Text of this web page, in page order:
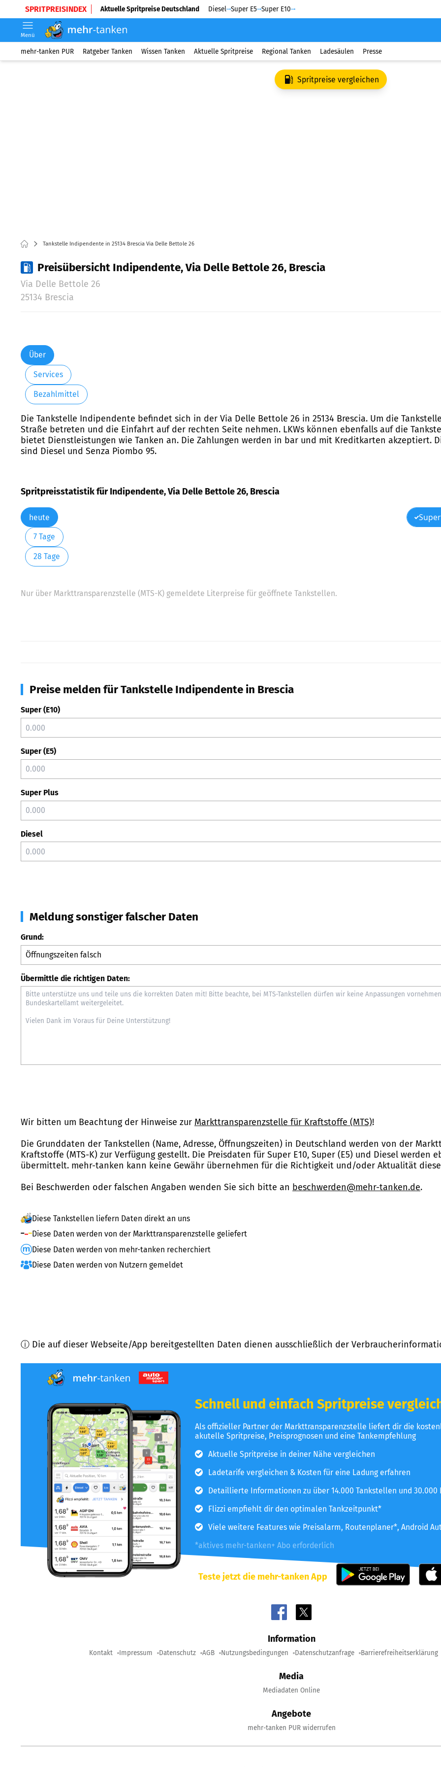
SPRITPREISINDEX Aktuelle Spritpreise Deutschland Diesel Super E5 Super E10
Menü
mehr-tanken PUR Ratgeber Tanken Wissen Tanken Aktuelle Spritpreise Regional Tanken Ladesäulen Presse
Spritpreise vergleichen
Tankstelle Indipendente in 25134 Brescia Via Delle Bettole 26
Preisübersicht Indipendente, Via Delle Bettole 26, Brescia
Via Delle Bettole 26
25134 Brescia
Über
Services
Bezahlmittel
Die Tankstelle Indipendente befindet sich in der Via Delle Bettole 26 in 25134 Brescia. Um die
Straße betreten und die Einfahrt auf der rechten Seite nehmen. LKWs können ebenfalls auf die
bietet Dienstleistungen wie Tanken an. Die Zahlungen werden in bar und mit Kreditkarten akzeptiert.
sind Diesel und Senza Piombo 95.
Spritpreisstatistik für Indipendente, Via Delle Bettole 26, Brescia
heute
7 Tage
28 Tage
Nur über Markttransparenzstelle (MTS-K) gemeldete Literpreise für geöffnete Tankstellen.
Preise melden für Tankstelle Indipendente in Brescia
Super (E10)
Super (E5)
Super Plus
Diesel
Meldung sonstiger falscher Daten
Grund:
Übermittle die richtigen Daten:
Wir bitten um Beachtung der Hinweise zur Markttransparenzstelle für Kraftstoffe (MTS)!
Die Grunddaten der Tankstellen (Name, Adresse, Öffnungszeiten) in Deutschland werden von der
Kraftstoffe (MTS-K) zur Verfügung gestellt. Die Preisdaten für Super E10, Super (E5) und Diesel werden
übermittelt. mehr-tanken kann keine Gewähr übernehmen für die Richtigkeit und/oder Aktualität
Bei Beschwerden oder falschen Angaben wenden Sie sich bitte an beschwerden@mehr-tanken.de.
Diese Tankstellen liefern Daten direkt an uns
Diese Daten werden von der Markttransparenzstelle geliefert
Diese Daten werden von mehr-tanken recherchiert
Diese Daten werden von Nutzern gemeldet
ⓘ Die auf dieser Webseite/App bereitgestellten Daten dienen ausschließlich der
Schnell und einfach Spritpreise
Als offizieller Partner der Markttransparenzstelle liefert dir die
akutelle Spritpreise, Preisprognosen und eine Tankempfehlung
Aktuelle Spritpreise in deiner Nähe vergleichen
Ladetarife vergleichen & Kosten für eine Ladung erfahren
Detaillierte Informationen zu über 14.000 Tankstellen und 30.000
Flizzi empfiehlt dir den optimalen Tankzeitpunkt*
Viele weitere Features wie Preisalarm, Routenplaner*, Android
*aktives mehr-tanken+ Abo erforderlich
Teste jetzt die mehr-tanken App
Information
Kontakt Impressum Datenschutz AGB Nutzungsbedingungen Datenschutzanfrage Barrierefreiheitserklärung
Media
Mediadaten Online
Angebote
mehr-tanken PUR widerrufen